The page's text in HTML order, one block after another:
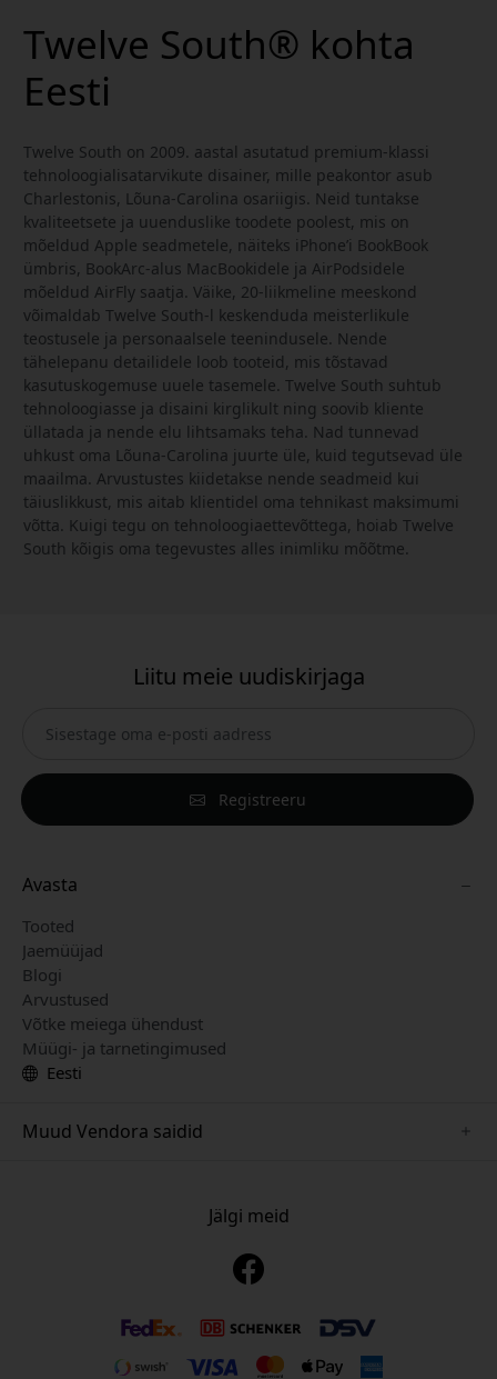
Twelve South® kohta
Eesti
Twelve South on 2009. aastal asutatud premium-klassi
tehnoloogialisatarvikute disainer, mille peakontor asub
Charlestonis, Lõuna-Carolina osariigis. Neid tuntakse
kvaliteetsete ja uuenduslike toodete poolest, mis on
mõeldud Apple seadmetele, näiteks iPhone’i BookBook
ümbris, BookArc-alus MacBookidele ja AirPodsidele
mõeldud AirFly saatja. Väike, 20-liikmeline meeskond
võimaldab Twelve South-l keskenduda meisterlikule
teostusele ja personaalsele teenindusele. Nende
tähelepanu detailidele loob tooteid, mis tõstavad
kasutuskogemuse uuele tasemele. Twelve South suhtub
tehnoloogiasse ja disaini kirglikult ning soovib kliente
üllatada ja nende elu lihtsamaks teha. Nad tunnevad
uhkust oma Lõuna-Carolina juurte üle, kuid tegutsevad üle
maailma. Arvustustes kiidetakse nende seadmeid kui
täiuslikkust, mis aitab klientidel oma tehnikast maksimumi
võtta. Kuigi tegu on tehnoloogiaettevõttega, hoiab Twelve
South kõigis oma tegevustes alles inimliku mõõtme.
Liitu meie uudiskirjaga
Registreeru
Avasta
Tooted
Jaemüüjad
Blogi
Arvustused
Võtke meiega ühendust
Müügi- ja tarnetingimused
Eesti
Muud Vendora saidid
www.pipetto.se
Jälgi meid